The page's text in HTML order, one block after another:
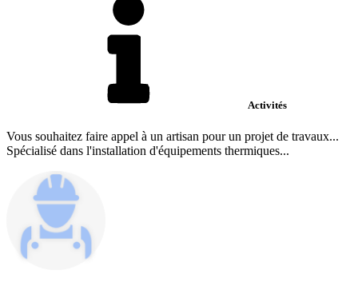
Activités
Vous souhaitez faire appel à un artisan pour un projet de travaux...
Spécialisé dans l'installation d'équipements thermiques...